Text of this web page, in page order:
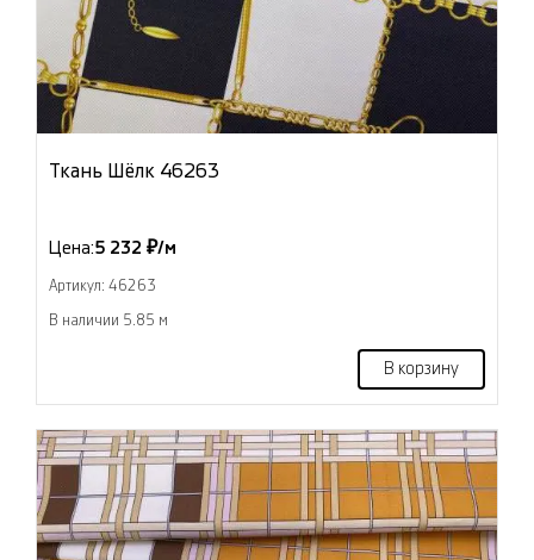
Ткань Шёлк 46263
Цена:5 232 ₽/м
Артикул: 46263
В наличии 5.85 м
В корзину